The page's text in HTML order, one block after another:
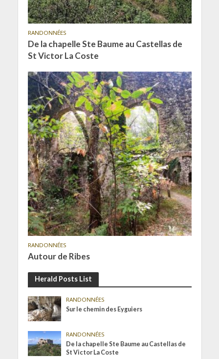
RANDONNÉES
De la chapelle Ste Baume au Castellas de
St Victor La Coste
RANDONNÉES
Autour de Ribes
Herald Posts List
RANDONNÉES
Sur le chemin des Eyguiers
RANDONNÉES
De la chapelle Ste Baume au Castellas de
St Victor La Coste